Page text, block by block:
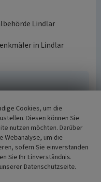
Lindlar
in Lindlar
Reininghaus,
Westfalen-Lippe
Historischen Stätten
neu bearbeitete
Taschenausgabe,
Cookies, um die
Diesen können Sie
nutzen möchten. Darüber
Webanalyse, um die
sofern Sie einverstanden
Sie Ihr Einverständnis.
Datenschutzseite.